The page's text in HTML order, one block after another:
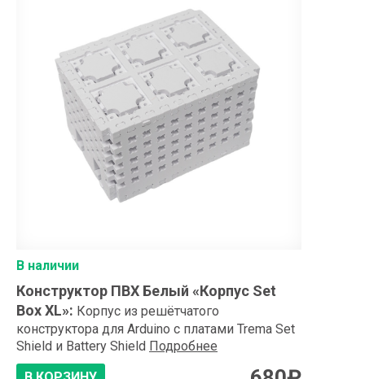
В наличии
Конструктор ПВХ Белый «Корпус Set
Box XL»: Корпус из решётчатого
конструктора для Arduino с платами Trema Set
Shield и Battery Shield Подробнее